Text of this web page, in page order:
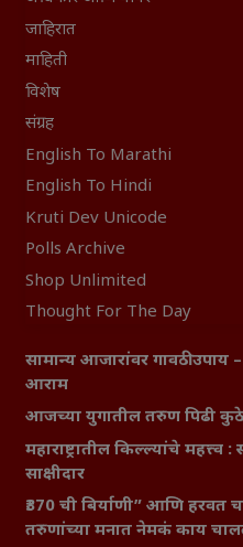
जाहिरात
माहिती
विशेष
संग्रह
English To Marathi
English To Hindi
Kruti Dev Unicode
Polls Archive
Shop Unlimited
Thought For The Day
सामान्य आजारांवर गावठी उपाय
आराम
आजच्या युगातील तरुण पिढी कुठे
महाराष्ट्रातील किल्ल्यांचे महत्त्व
साक्षीदार
₹370 ची बिर्याणी” आणि
तरुणांच्या मनात नेमकं काय